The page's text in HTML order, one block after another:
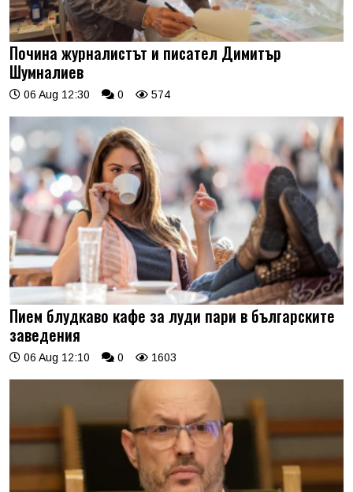
Почина журналистът и писател Димитър
Шумналиев
06 Aug 12:30 0 574
Пием блудкаво кафе за луди пари в българските
заведения
06 Aug 12:10 0 1603